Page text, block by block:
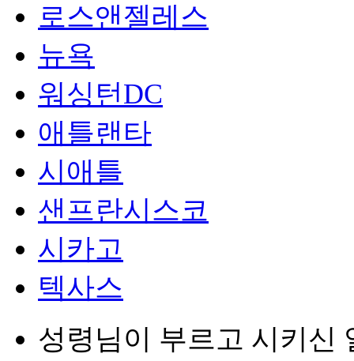
로스앤젤레스
뉴욕
워싱턴DC
애틀랜타
시애틀
샌프란시스코
시카고
텍사스
성령님이 부르고 시키신